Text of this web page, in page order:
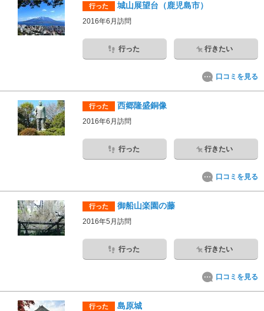
行った 城山展望台（鹿児島市）
2016年6月訪問
行った 行きたい
口コミを見る
行った 西郷隆盛銅像
2016年6月訪問
行った 行きたい
口コミを見る
行った 御船山楽園の藤
2016年5月訪問
行った 行きたい
口コミを見る
行った 島原城